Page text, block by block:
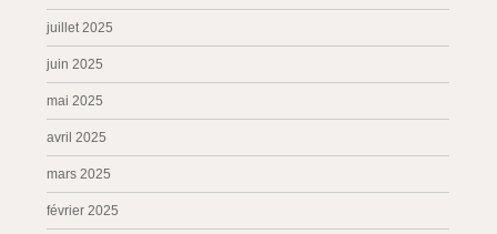
juillet 2025
juin 2025
mai 2025
avril 2025
mars 2025
février 2025